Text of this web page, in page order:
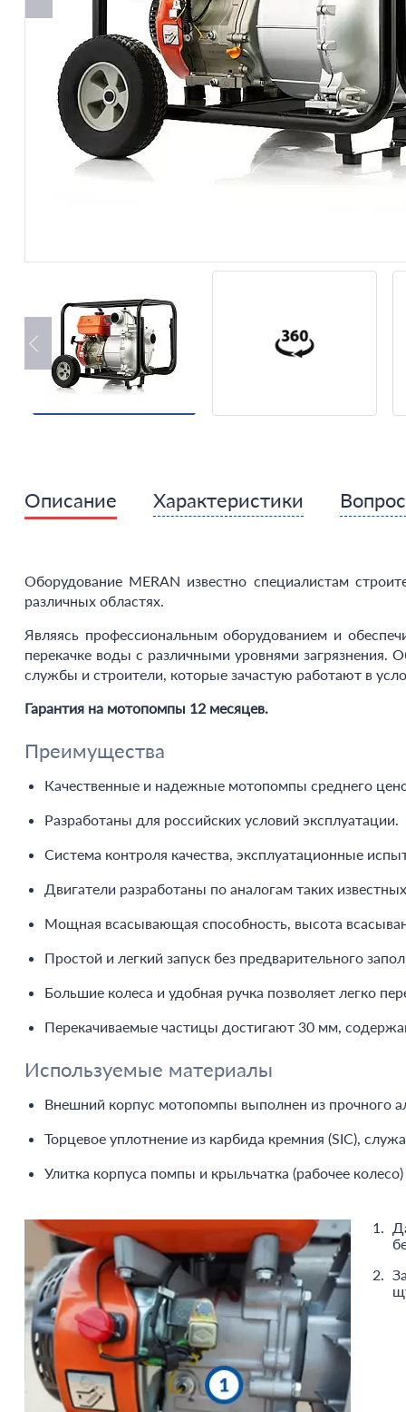
Описание Характеристики
Оборудование MERAN известно специалистам
различных областях.
Являясь профессиональным оборудованием и
перекачке воды с различными уровнями
службы и строители, которые зачастую работают в
Гарантия на мотопомпы 12 месяцев.
Преимущества
Качественные и надежные мотопомпы среднего
Разработаны для российских условий эксплуатации.
Система контроля качества, эксплуатационные
Двигатели разработаны по аналогам таких
Мощная всасывающая способность, высота
Простой и легкий запуск без предварительного
Большие колеса и удобная ручка позволяет легко
Перекачиваемые частицы достигают 30 мм,
Используемые материалы
Внешний корпус мотопомпы выполнен из прочного
Торцевое уплотнение из карбида кремния (SIC),
Улитка корпуса помпы и крыльчатка (рабочее